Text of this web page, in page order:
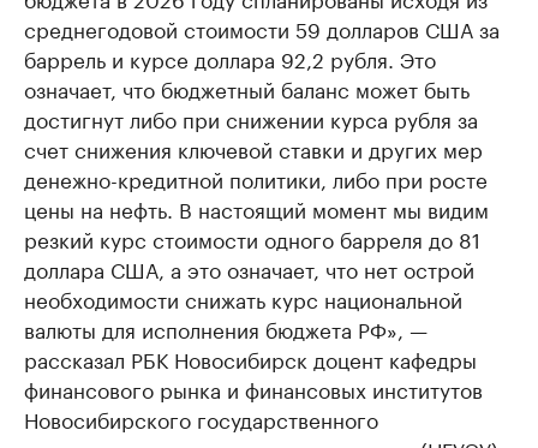
среднегодовой стоимости 59 долларов США за
баррель и курсе доллара 92,2 рубля. Это
означает, что бюджетный баланс может быть
достигнут либо при снижении курса рубля за
счет снижения ключевой ставки и других мер
денежно-кредитной политики, либо при росте
цены на нефть. В настоящий момент мы видим
резкий курс стоимости одного барреля до 81
доллара США, а это означает, что нет острой
необходимости снижать курс национальной
валюты для исполнения бюджета РФ», —
рассказал РБК Новосибирск доцент кафедры
финансового рынка и финансовых институтов
Новосибирского государственного